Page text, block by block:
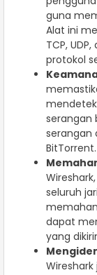
guna
Alat ini
TCP,
protokol
serangan
serangan
BitTorrent.
seluruh
dapat
yang